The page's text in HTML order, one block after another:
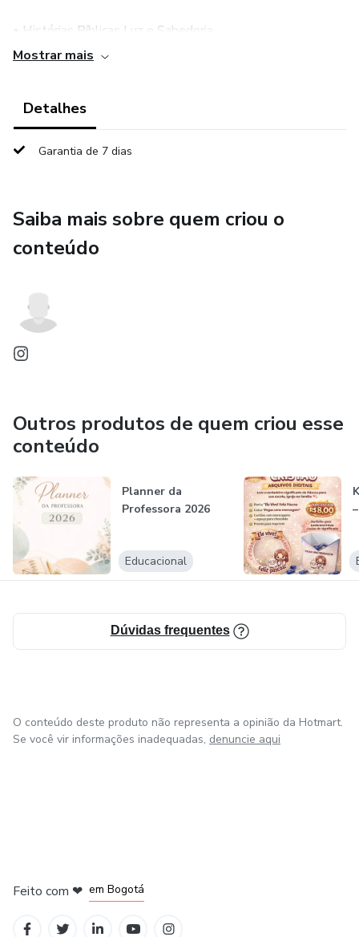
• Histórias Bíblicas Luz e Sabedoria
• Colorindo com Propósito
Mostrar mais
Detalhes
Garantia de 7 dias
Saiba mais sobre quem criou o
conteúdo
Outros produtos de quem criou esse
conteúdo
Planner da
Professora 2026
Educacional
Dúvidas frequentes
O conteúdo deste produto não representa a opinião da Hotmart.
Se você vir informações inadequadas, denuncie aqui
Feito com ❤ em Bogotá